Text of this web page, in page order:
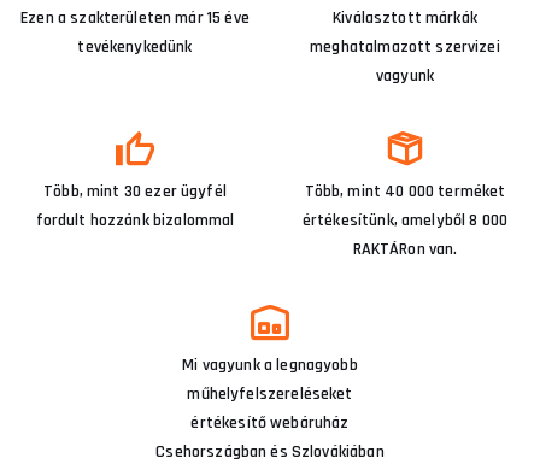
Ezen a szakterületen már 15 éve
tevékenykedünk
Kiválasztott márkák
meghatalmazott szervizei
vagyunk
Több, mint 30 ezer ügyfél
fordult hozzánk bizalommal
Több, mint 40 000 terméket
értékesítünk, amelyből 8 000
RAKTÁRon van.
Mi vagyunk a legnagyobb
műhelyfelszereléseket
értékesítő webáruház
Csehországban és Szlovákiában